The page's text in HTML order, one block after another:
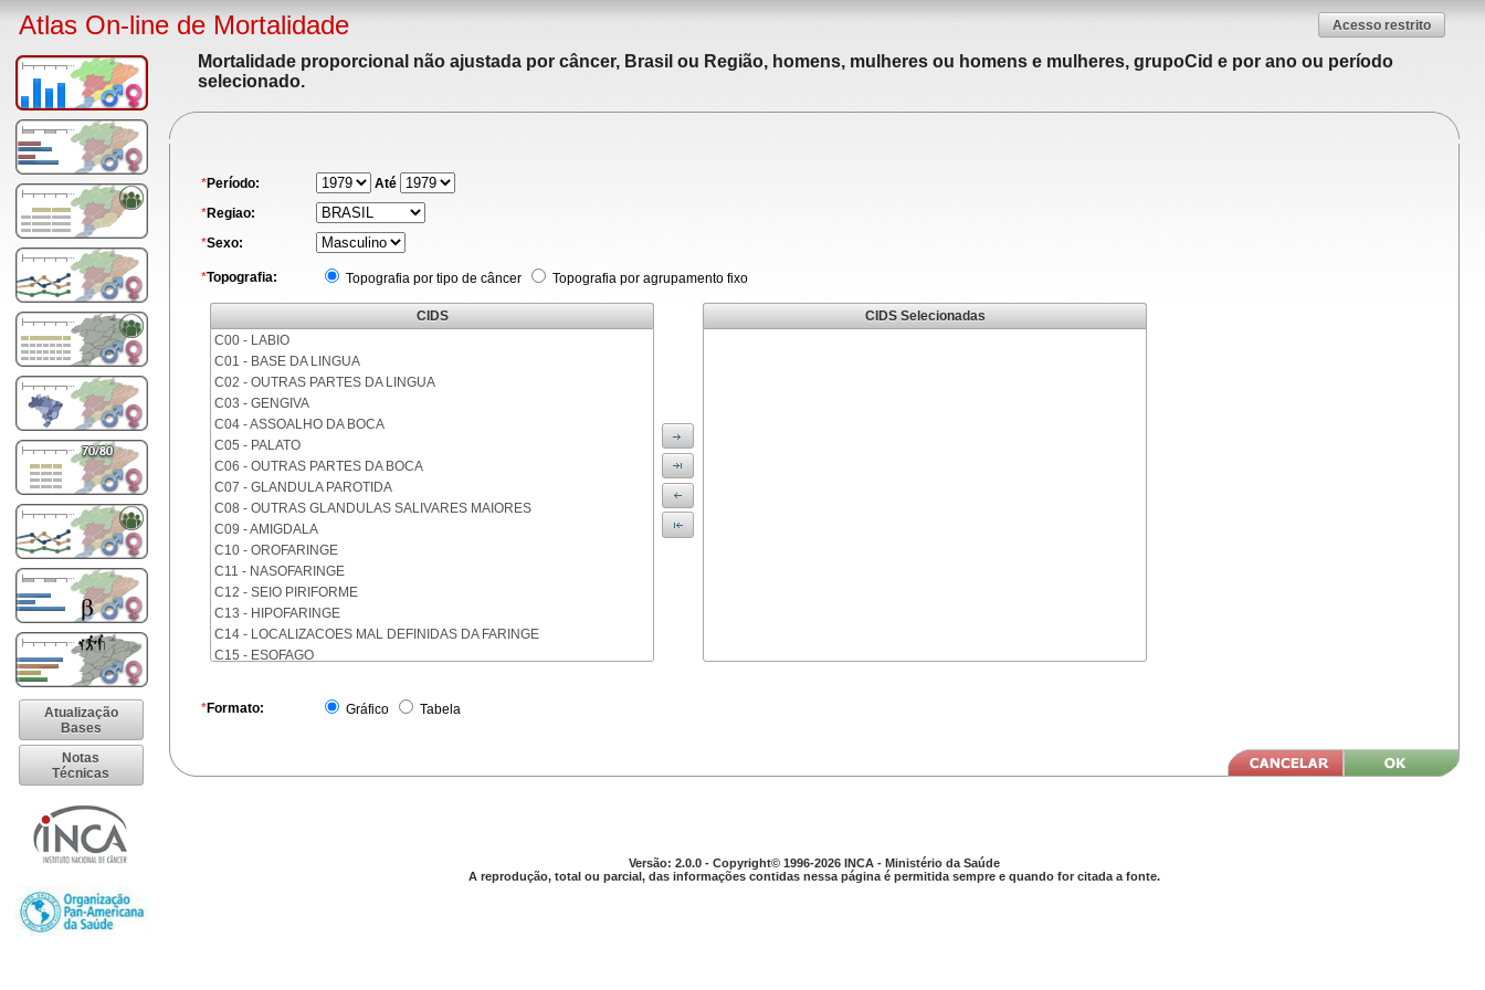
Atlas On-line de Mortalidade Acesso restrito
Atualização
Bases
Notas
Técnicas
Mortalidade proporcional não ajustada por câncer, Brasil ou Região, homens, mulheres ou homens e mulheres, grupoCid e por ano ou período
selecionado.
*Período:
Até
*Regiao:
*Sexo:
*Topografia: Topografia por tipo de câncer Topografia por agrupamento fixo
CIDS
C00 - LABIO
C01 - BASE DA LINGUA
C02 - OUTRAS PARTES DA LINGUA
C03 - GENGIVA
C04 - ASSOALHO DA BOCA
C05 - PALATO
C06 - OUTRAS PARTES DA BOCA
C07 - GLANDULA PAROTIDA
C08 - OUTRAS GLANDULAS SALIVARES MAIORES
C09 - AMIGDALA
C10 - OROFARINGE
C11 - NASOFARINGE
C12 - SEIO PIRIFORME
C13 - HIPOFARINGE
C14 - LOCALIZACOES MAL DEFINIDAS DA FARINGE
C15 - ESOFAGO
C17 - INTESTINO DELGADO
C21 - ANUS E CANAL ANAL
C26 - LOCALIZACOES MAL DEFINIDAS NO APARELHO DIGESTIVO
CIDS Selecionadas
*Formato: Gráfico Tabela
Versão: 2.0.0 - Copyright© 1996-2026 INCA - Ministério da Saúde
A reprodução, total ou parcial, das informações contidas nessa página é permitida sempre e quando for citada a fonte.